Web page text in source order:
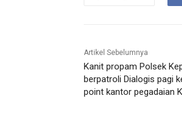
Artikel Sebelumnya
Kanit propam Polsek
berpatroli Dialogis pagi
point kantor pegadaian